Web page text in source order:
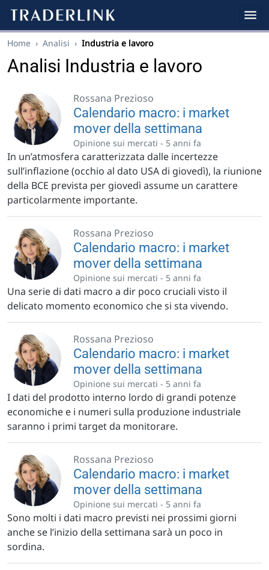
Home › Analisi › Industria e lavoro
Analisi Industria e lavoro
Rossana Prezioso
Calendario macro: i market
mover della settimana
Opinione sui mercati - 5 anni fa
In un’atmosfera caratterizzata dalle incertezze
sull’inflazione (occhio al dato USA di giovedì), la riunione
della BCE prevista per giovedì assume un carattere
particolarmente importante.
Rossana Prezioso
Calendario macro: i market
mover della settimana
Opinione sui mercati - 5 anni fa
Una serie di dati macro a dir poco cruciali visto il
delicato momento economico che si sta vivendo.
Rossana Prezioso
Calendario macro: i market
mover della settimana
Opinione sui mercati - 5 anni fa
I dati del prodotto interno lordo di grandi potenze
economiche e i numeri sulla produzione industriale
saranno i primi target da monitorare.
Rossana Prezioso
Calendario macro: i market
mover della settimana
Opinione sui mercati - 5 anni fa
Sono molti i dati macro previsti nei prossimi giorni
anche se l’inizio della settimana sarà un poco in
sordina.